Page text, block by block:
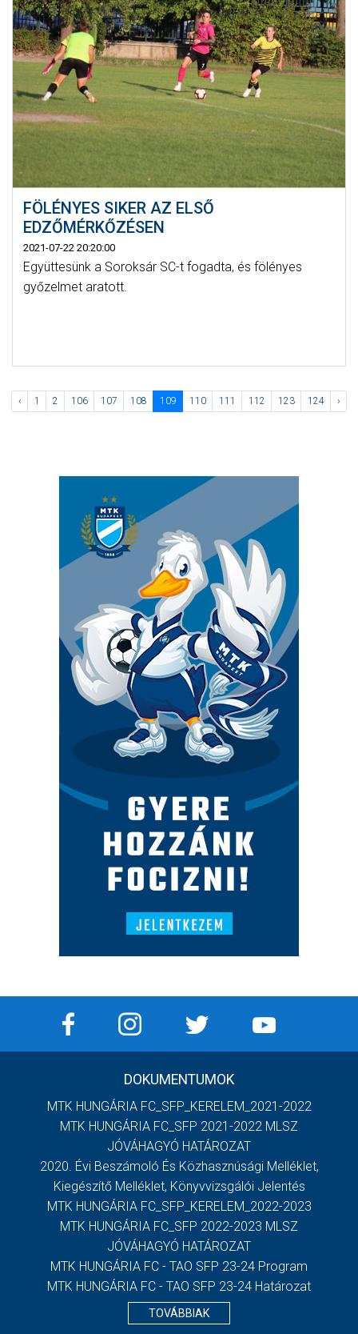
FÖLÉNYES SIKER AZ ELSŐ
EDZŐMÉRKŐZÉSEN
2021-07-22 20:20:00
Együttesünk a Soroksár SC-t fogadta, és fölényes
győzelmet aratott.
‹ 1 2 106 107 108 109 110 111 112 123 124 ›
DOKUMENTUMOK
MTK HUNGÁRIA FC_SFP_KERELEM_2021-2022
MTK HUNGÁRIA FC_SFP 2021-2022 MLSZ
JÓVÁHAGYÓ HATÁROZAT
2020. Évi Beszámoló És Közhasznúsági Melléklet,
Kiegészítő Melléklet, Könyvvizsgálói Jelentés
MTK HUNGÁRIA FC_SFP_KERELEM_2022-2023
MTK HUNGÁRIA FC_SFP 2022-2023 MLSZ
JÓVÁHAGYÓ HATÁROZAT
MTK HUNGÁRIA FC - TAO SFP 23-24 Program
MTK HUNGÁRIA FC - TAO SFP 23-24 Határozat
TOVÁBBIAK